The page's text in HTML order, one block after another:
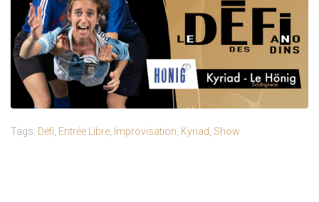
Tags: Défi Entrée Libre Improvisation Kyriad Show